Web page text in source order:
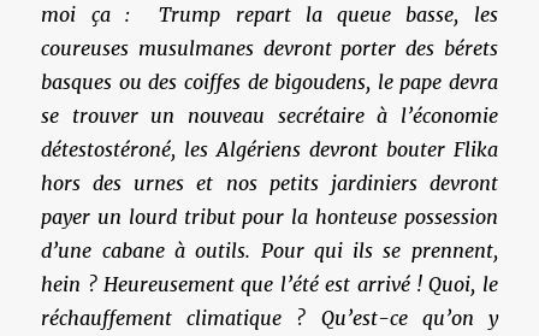
moi ça : Trump repart la queue basse, les
coureuses musulmanes devront porter des bérets
basques ou des coiffes de bigoudens, le pape devra
se trouver un nouveau secrétaire à l’économie
détestostéroné, les Algériens devront bouter Flika
hors des urnes et nos petits jardiniers devront
payer un lourd tribut pour la honteuse possession
d’une cabane à outils. Pour qui ils se prennent,
hein ?Heureusement que l’été est arrivé ! Quoi, le
réchauffement climatique ? Qu’est-ce qu’on y